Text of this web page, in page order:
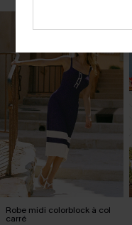
Robe midi colorblock à col
carré